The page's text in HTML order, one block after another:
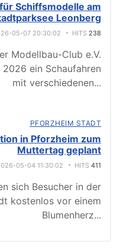
Schiffsmodelle am
Leonberg
05-07 20:30:02 HITS 238
Modellbau-Club e.V.
ein Schaufahren
mit verschiedenen...
PFORZHEIM STADT
in Pforzheim zum
Muttertag geplant
05-04 11:30:02 HITS 411
sich Besucher in der
kostenlos vor einem
Blumenherz...